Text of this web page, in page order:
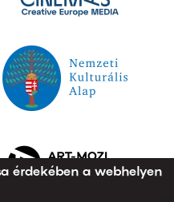
érdekében a webhelyen